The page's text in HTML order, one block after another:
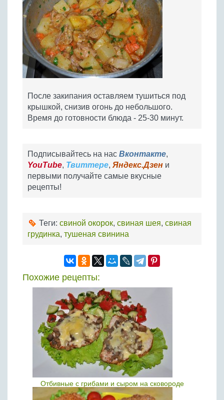
После закипания оставляем тушиться под
крышкой, снизив огонь до небольшого.
Время до готовности блюда - 25-30 минут.
Подписывайтесь на нас Вконтакте,
YouTube, Твиттере, Яндекс.Дзен и
первыми получайте самые вкусные
рецепты!
Теги: свиной окорок, свиная шея, свиная
грудинка, тушеная свинина
Похожие рецепты:
Отбивные с грибами и сыром на сковороде